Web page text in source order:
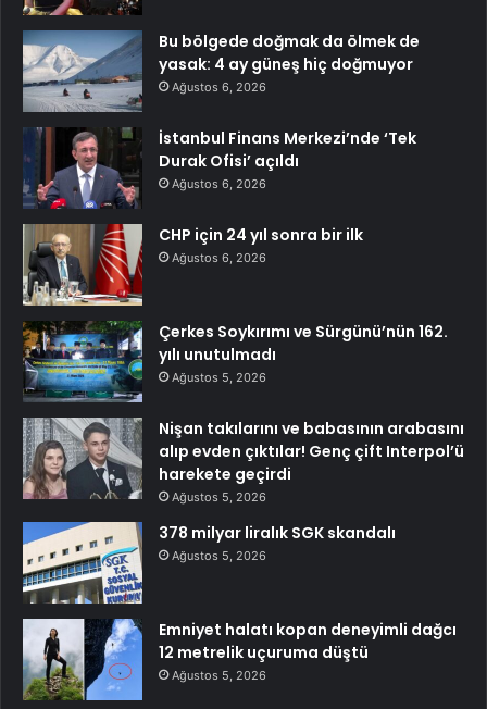
Bu bölgede doğmak da ölmek de
yasak: 4 ay güneş hiç doğmuyor
Ağustos 6, 2026
İstanbul Finans Merkezi’nde ‘Tek
Durak Ofisi’ açıldı
Ağustos 6, 2026
CHP için 24 yıl sonra bir ilk
Ağustos 6, 2026
Çerkes Soykırımı ve Sürgünü’nün 162.
yılı unutulmadı
Ağustos 5, 2026
Nişan takılarını ve babasının arabasını
alıp evden çıktılar! Genç çift Interpol’ü
harekete geçirdi
Ağustos 5, 2026
378 milyar liralık SGK skandalı
Ağustos 5, 2026
Emniyet halatı kopan deneyimli dağcı
12 metrelik uçuruma düştü
Ağustos 5, 2026